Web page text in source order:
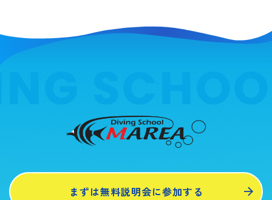
まずは無料説明会に参加する